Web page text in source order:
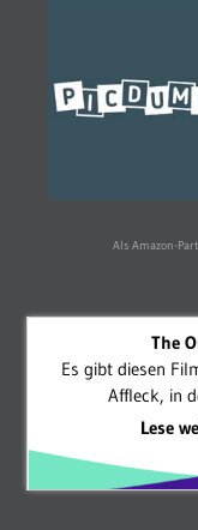
Als Amazon-
The
Es gibt diesen
Affleck, in
Lese